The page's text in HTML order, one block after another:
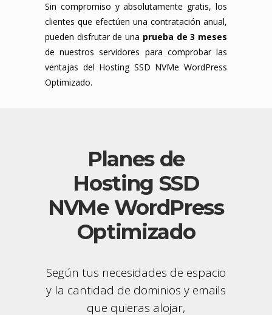
Sin compromiso y absolutamente gratis, los
clientes que efectúen una contratación anual,
pueden disfrutar de una prueba de 3 meses
de nuestros servidores para comprobar las
ventajas del Hosting SSD NVMe WordPress
Optimizado.
Planes de
Hosting SSD
NVMe WordPress
Optimizado
Según tus necesidades de espacio
y la cantidad de dominios y emails
que quieras alojar,